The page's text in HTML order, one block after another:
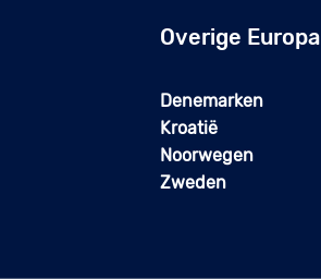
Overige Europa
Denemarken
Kroatië
Noorwegen
Zweden